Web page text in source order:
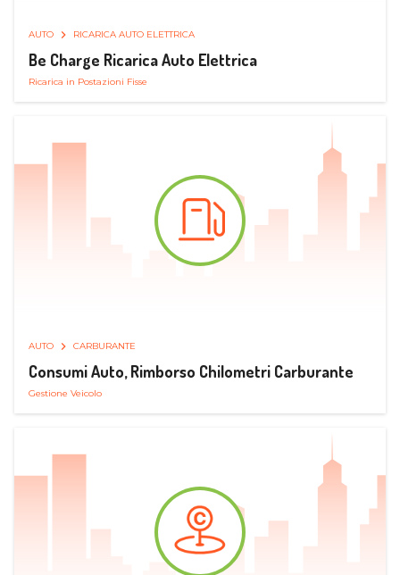
AUTO RICARICA AUTO ELETTRICA
Be Charge Ricarica Auto Elettrica
Ricarica in Postazioni Fisse
AUTO CARBURANTE
Consumi Auto, Rimborso Chilometri Carburante
Gestione Veicolo